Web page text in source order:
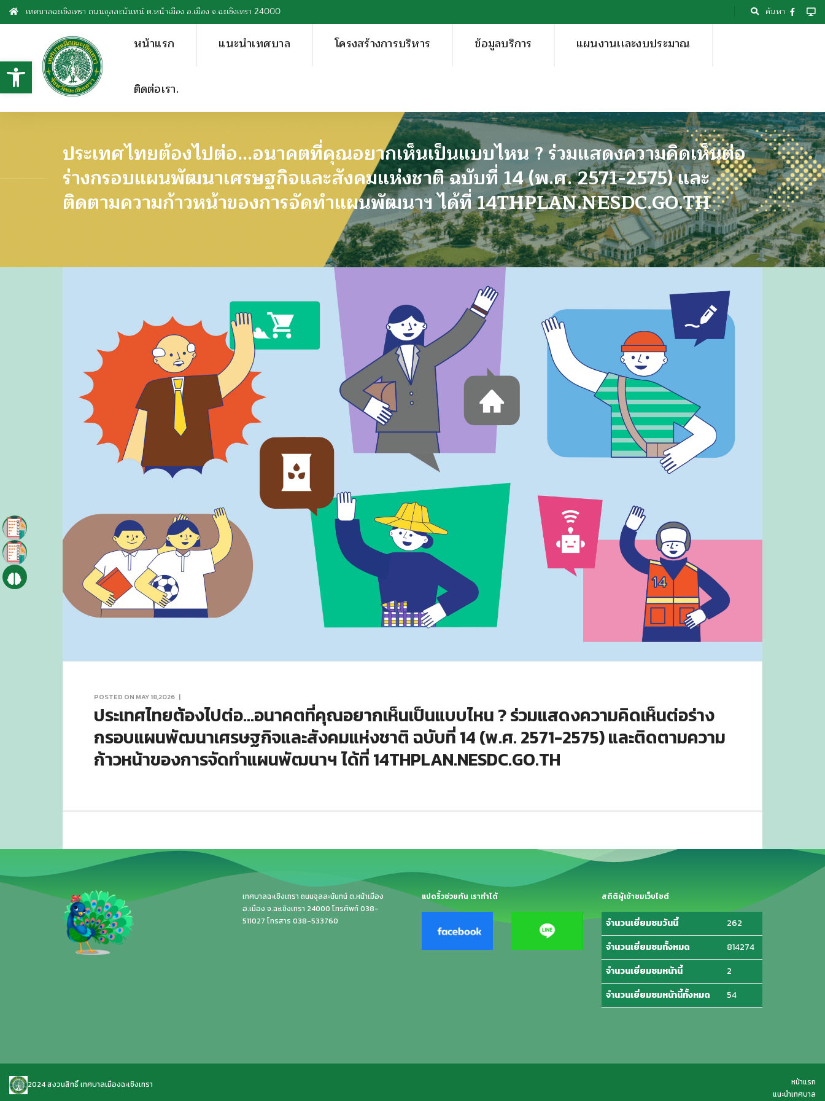
เทศบาลฉะเชิงเทรา ถนนจุลละนันทน์ ต.หน้าเมือง อ.เมือง จ.ฉะเชิงเทรา 24000 ค้นหา
หน้าแรก แนะนำเทศบาล โครงสร้างการบริหาร ข้อมูลบริการ แผนงานเเละงบประมาณ
ติดต่อเรา.
ประเทศไทยต้องไปต่อ...อนาคตที่คุณอยากเห็นเป็นแบบไหน ? ร่วมแสดงความคิดเห็นต่อ
ร่างกรอบแผนพัฒนาเศรษฐกิจและสังคมแห่งชาติ ฉบับที่ 14 (พ.ศ. 2571-2575) และ
ติดตามความก้าวหน้าของการจัดทำแผนพัฒนาฯ ได้ที่ 14THPLAN.NESDC.GO.TH
POSTED ON MAY 18,2026 |
ประเทศไทยต้องไปต่อ...อนาคตที่คุณอยากเห็นเป็นแบบไหน ? ร่วมแสดงความคิดเห็นต่อร่าง
กรอบแผนพัฒนาเศรษฐกิจและสังคมแห่งชาติ ฉบับที่ 14 (พ.ศ. 2571-2575) และติดตามความ
ก้าวหน้าของการจัดทำแผนพัฒนาฯ ได้ที่ 14THPLAN.NESDC.GO.TH
Open toolbar
เทศบาลฉะเชิงเทรา ถนนจุลละนันทน์ ต.หน้าเมือง
อ.เมือง จ.ฉะเชิงเทรา 24000 โทรศัพท์ 038-
511027 โทรสาร 038-533760
แปดริ้วช่วยกัน เราทำได้ สถิติผู้เข้าชมเว็บไซต์
จำนวนเยี่ยมชมวันนี้
262
จำนวนเยี่ยมชมทั้งหมด
814274
จำนวนเยี่ยมชมหน้านี้
2
จำนวนเยี่ยมชมหน้านี้ทั้งหมด
54
2024 สงวนสิทธิ์ เทศบาลเมืองฉะเชิงเทรา
หน้าแรก
แนะนำเทศบาล